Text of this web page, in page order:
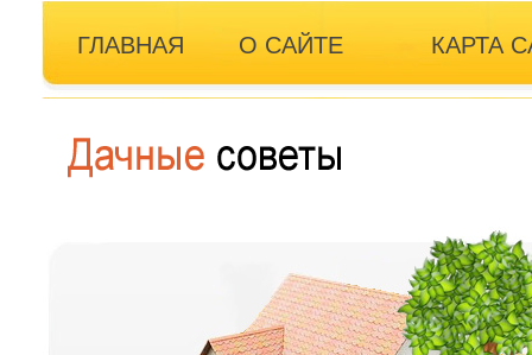
ГЛАВНАЯ О САЙТЕ КАРТА